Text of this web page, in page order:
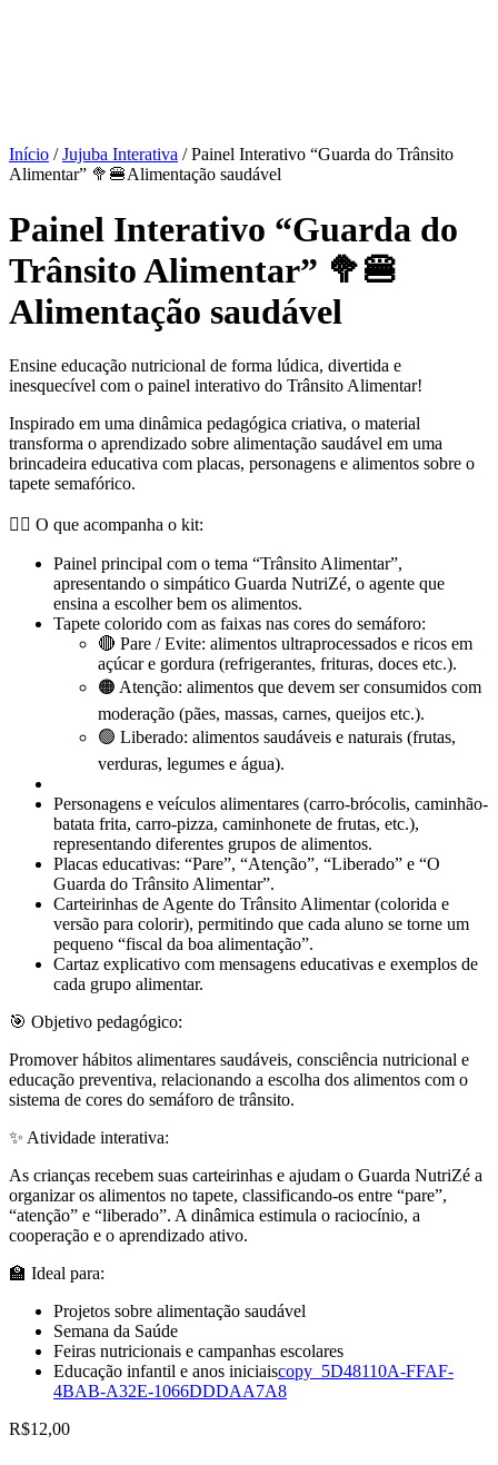
Início /Jujuba Interativa / Painel Interativo “Guarda do Trânsito
Alimentar” 🥦🍔Alimentação saudável
Painel Interativo “Guarda do
Trânsito Alimentar” 🥦🍔
Alimentação saudável
Ensine educação nutricional de forma lúdica, divertida e
inesquecível com o painel interativo do Trânsito Alimentar!
Inspirado em uma dinâmica pedagógica criativa, o material
transforma o aprendizado sobre alimentação saudável em uma
brincadeira educativa com placas, personagens e alimentos sobre o
tapete semafórico.
👮‍♂️ O que acompanha o kit:
Painel principal com o tema “Trânsito Alimentar”,
apresentando o simpático Guarda NutriZé, o agente que
ensina a escolher bem os alimentos.
Tapete colorido com as faixas nas cores do semáforo:
🔴 Pare / Evite: alimentos ultraprocessados e ricos em
açúcar e gordura (refrigerantes, frituras, doces etc.).
🟠 Atenção: alimentos que devem ser consumidos com
moderação (pães, massas, carnes, queijos etc.).
🟢 Liberado: alimentos saudáveis e naturais (frutas,
verduras, legumes e água).
Personagens e veículos alimentares (carro-brócolis, caminhão-
batata frita, carro-pizza, caminhonete de frutas, etc.),
representando diferentes grupos de alimentos.
Placas educativas: “Pare”, “Atenção”, “Liberado” e “O
Guarda do Trânsito Alimentar”.
Carteirinhas de Agente do Trânsito Alimentar (colorida e
versão para colorir), permitindo que cada aluno se torne um
pequeno “fiscal da boa alimentação”.
Cartaz explicativo com mensagens educativas e exemplos de
cada grupo alimentar.
🎯 Objetivo pedagógico:
Promover hábitos alimentares saudáveis, consciência nutricional e
educação preventiva, relacionando a escolha dos alimentos com o
sistema de cores do semáforo de trânsito.
✨ Atividade interativa:
As crianças recebem suas carteirinhas e ajudam o Guarda NutriZé a
organizar os alimentos no tapete, classificando-os entre “pare”,
“atenção” e “liberado”. A dinâmica estimula o raciocínio, a
cooperação e o aprendizado ativo.
🏫 Ideal para:
Projetos sobre alimentação saudável
Semana da Saúde
Feiras nutricionais e campanhas escolares
Educação infantil e anos iniciaiscopy_5D48110A-FFAF-
4BAB-A32E-1066DDDAA7A8
R$12,00